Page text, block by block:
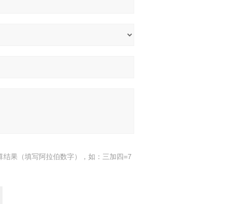
结果（填写阿拉伯数字），如：三加四=7